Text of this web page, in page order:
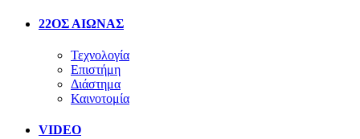
22ΟΣ ΑΙΩΝΑΣ
Τεχνολογία
Επιστήμη
Διάστημα
Καινοτομία
VIDEO